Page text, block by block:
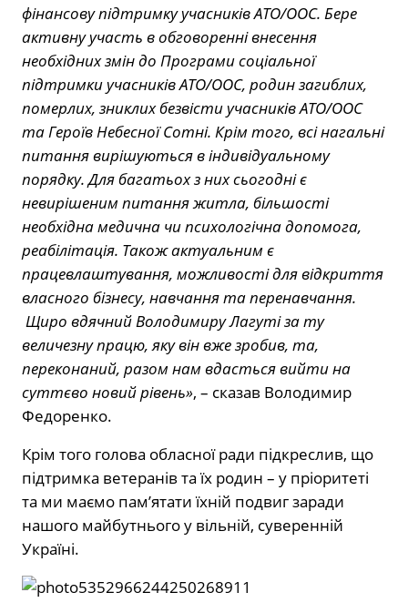
фінансову підтримку учасників АТО/ООС. Бере
активну участь в обговоренні внесення
необхідних змін до Програми соціальної
підтримки учасників АТО/ООС, родин загиблих,
померлих, зниклих безвісти учасників АТО/ООС
та Героїв Небесної Сотні. Крім того, всі нагальні
питання вирішуються в індивідуальному
порядку. Для багатьох з них сьогодні є
невирішеним питання житла, більшості
необхідна медична чи психологічна допомога,
реабілітація. Також актуальним є
працевлаштування, можливості для відкриття
власного бізнесу, навчання та перенавчання.
Щиро вдячний Володимиру Лагуті за ту
величезну працю, яку він вже зробив, та,
переконаний, разом нам вдасться вийти на
суттєво новий рівень», – сказав Володимир
Федоренко.
Крім того голова обласної ради підкреслив, що
підтримка ветеранів та їх родин – у пріоритеті
та ми маємо пам’ятати їхній подвиг заради
нашого майбутнього у вільній, суверенній
Україні.